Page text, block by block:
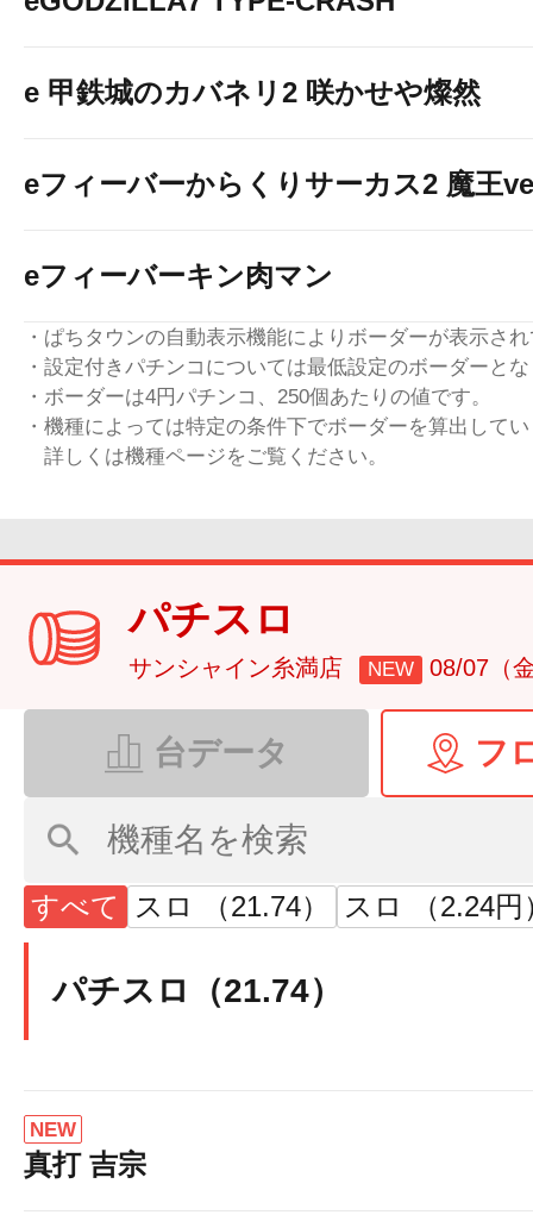
e 甲鉄城のカバネリ2 咲かせや燦然
eフィーバーからくりサーカス2 魔王
eフィーバーキン肉マン
・ぱちタウンの自動表示機能によりボーダーが表示さ
・設定付きパチンコについては最低設定のボーダーと
・ボーダーは4円パチンコ、250個あたりの値です。
・機種によっては特定の条件下でボーダーを算出して
詳しくは機種ページをご覧ください。
パチスロ
サンシャイン糸満店 NEW 08/07（
台データ フ
すべて スロ （21.74） スロ （2.24円
パチスロ（21.74）
NEW
真打 吉宗